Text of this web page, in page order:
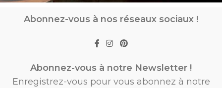
Abonnez-vous à nos réseaux sociaux !
Abonnez-vous à notre Newsletter !
Enregistrez-vous pour vous abonnez à notre